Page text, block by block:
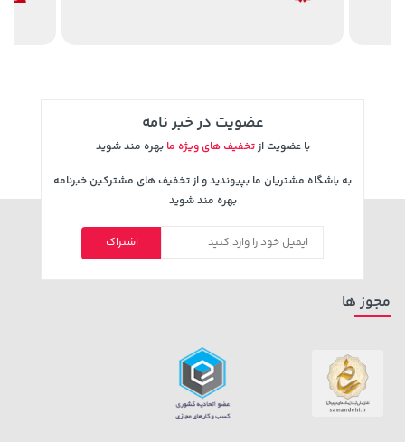
165,900
خرید 2,729,000 تومان خرید
3,079,000 تومان
خرید 22,580,000 تومان
عضویت در خبر نامه
با عضویت ازتخفیف های ویژه ما بهره مند شوید
به باشگاه مشتریان ما بپیوندید و از تخفیف های مشترکین خبرنامه
بهره مند شوید
اشتراک
مجوز ها